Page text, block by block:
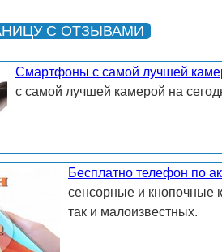
С ОТЗЫВАМИ
Смартфоны с самой лучшей
с самой лучшей камерой на
Бесплатно телефон по
сенсорные и кнопочные
так и малоизвестных.